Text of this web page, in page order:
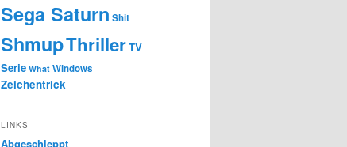
Sega Saturn Shit
ShmupThrillerTV
Serie What Windows
Zeichentrick
LINKS
Abgeschleppt